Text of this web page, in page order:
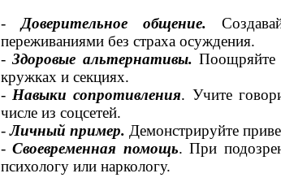
- Доверительное общение.
переживаниями без страха осуждения.
-Здоровые альтернативы.Поощряйте
кружках и секциях.
- Навыки сопротивления. Учите
числе из соцсетей.
-Личный пример. Демонстрируйте
-Своевременная помощь. При
психологу или наркологу.